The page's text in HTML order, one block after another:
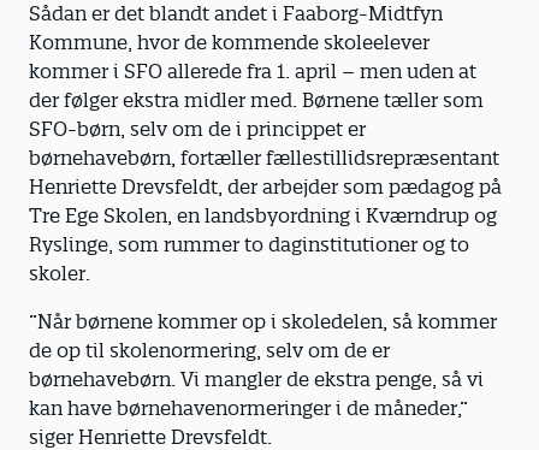
Sådan er det blandt andet i Faaborg-Midtfyn
Kommune, hvor de kommende skoleelever
kommer i SFO allerede fra 1. april – men uden at
der følger ekstra midler med. Børnene tæller som
SFO-børn, selv om de i princippet er
børnehavebørn, fortæller fællestillidsrepræsentant
Henriette Drevsfeldt, der arbejder som pædagog på
Tre Ege Skolen, en landsbyordning i Kværndrup og
Ryslinge, som rummer to daginstitutioner og to
skoler.
”Når børnene kommer op i skoledelen, så kommer
de op til skolenormering, selv om de er
børnehavebørn. Vi mangler de ekstra penge, så vi
kan have børnehavenormeringer i de måneder,”
siger Henriette Drevsfeldt.